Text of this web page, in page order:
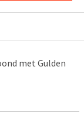
met Gulden